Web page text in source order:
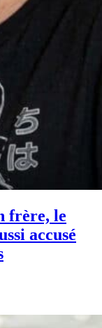
frère, le
accusé